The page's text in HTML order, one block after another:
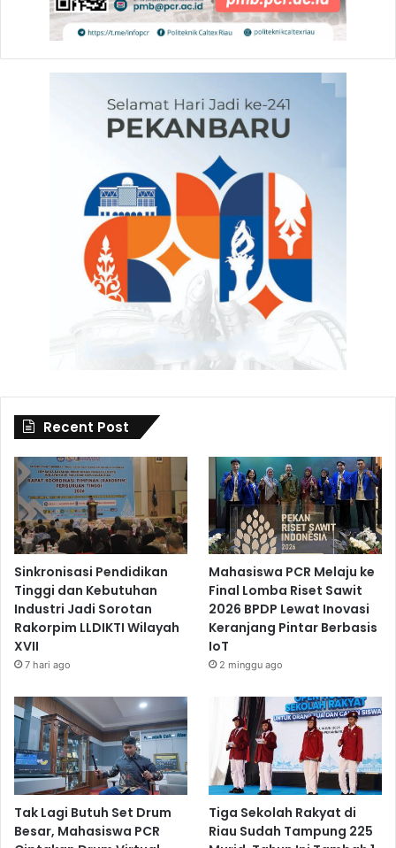
Recent Post
Sinkronisasi Pendidikan
Tinggi dan Kebutuhan
Industri Jadi Sorotan
Rakorpim LLDIKTI Wilayah
XVII
7 hari ago
Mahasiswa PCR Melaju ke
Final Lomba Riset Sawit
2026 BPDP Lewat Inovasi
Keranjang Pintar Berbasis
IoT
2 minggu ago
Tak Lagi Butuh Set Drum
Besar, Mahasiswa PCR
Tiga Sekolah Rakyat di
Riau Sudah Tampung 225